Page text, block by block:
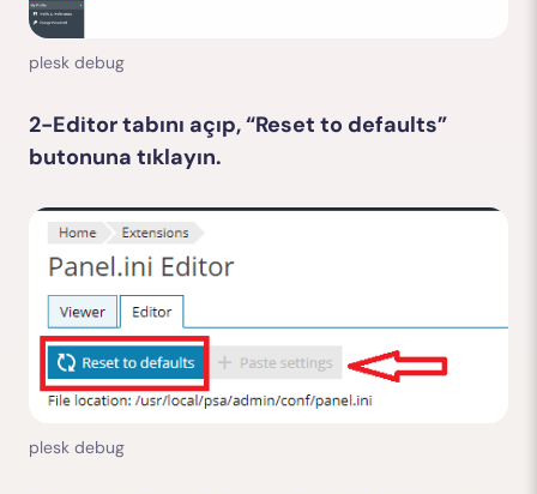
plesk debug
2-Editor tabını açıp, “Reset to defaults”
butonuna tıklayın.
plesk debug